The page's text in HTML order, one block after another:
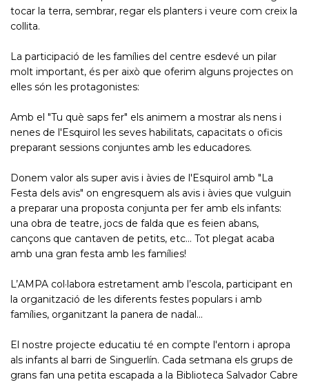
tocar la terra, sembrar, regar els planters i veure com creix la
collita.
La participació de les famílies del centre esdevé un pilar
molt important, és per això que oferim alguns projectes on
elles són les protagonistes:
Amb el "Tu què saps fer" els animem a mostrar als nens i
nenes de l'Esquirol les seves habilitats, capacitats o oficis
preparant sessions conjuntes amb les educadores.
Donem valor als super avis i àvies de l'Esquirol amb "La
Festa dels avis" on engresquem als avis i àvies que vulguin
a preparar una proposta conjunta per fer amb els infants:
una obra de teatre, jocs de falda que es feien abans,
cançons que cantaven de petits, etc... Tot plegat acaba
amb una gran festa amb les famílies!
L’AMPA col·labora estretament amb l’escola, participant en
la organització de les diferents festes populars i amb
famílies, organitzant la panera de nadal...
El nostre projecte educatiu té en compte l'entorn i apropa
als infants al barri de Singuerlín. Cada setmana els grups de
grans fan una petita escapada a la Biblioteca Salvador Cabre